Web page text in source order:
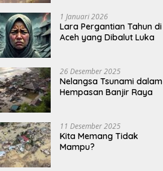
1 Januari 2026
Lara Pergantian Tahun di
Aceh yang Dibalut Luka
26 Desember 2025
Nelangsa Tsunami dalam
Hempasan Banjir Raya
11 Desember 2025
Kita Memang Tidak
Mampu?